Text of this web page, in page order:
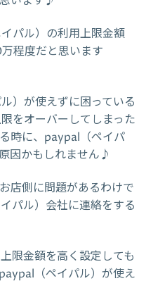
パル）の利用上限金額
程度だと思います
）が使えずに困っている
をオーバーしてしまった
時に、paypal（ペイパ
因かもしれません♪
店側に問題があるわけで
パル）会社に連絡をする
限金額を高く設定しても
（ペイパル）が使え